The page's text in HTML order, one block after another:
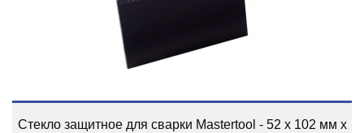
Стекло защитное для сварки Mastertool - 52 x 102 мм x